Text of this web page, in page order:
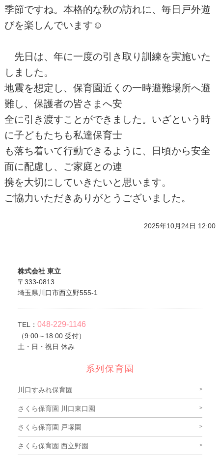
季節ですね。本格的な秋の訪れに、毎日戸外遊
びを楽しんでいます☺
先日は、年に一度の引き取り訓練を実施いた
しました。
地震を想定し、保育園近くの一時避難場所へ避
難し、保護者の皆さまへ安
全に引き渡すことができました。いざという時
に子どもたちも私達保育士
も落ち着いて行動できるように、日頃から安全
面に配慮し、ご家庭との連
携を大切にしていきたいと思います。
ご協力いただきありがとうございました。
2025年10月24日 12:00
株式会社 東立
〒333-0813
埼玉県川口市西立野555-1
TEL： 048-229-1146
（9:00～18:00 受付）
土・日・祝日 休み
系列保育園
川口すみれ保育園
さくら保育園 川口東口園
さくら保育園 戸塚園
さくら保育園 西立野園